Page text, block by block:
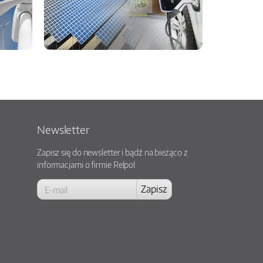
Newsletter
Zapisz się do newsletter i bądź na bieżąco z
informacjami o firmie Relpol